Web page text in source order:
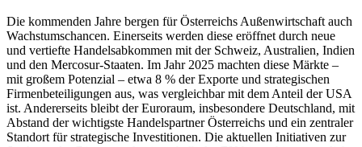
Die kommenden Jahre bergen für Österreichs Außenwirtschaft auch
Wachstumschancen. Einerseits werden diese eröffnet durch neue
und vertiefte Handelsabkommen mit der Schweiz, Australien, Indien
und den Mercosur-Staaten. Im Jahr 2025 machten diese Märkte –
mit großem Potenzial – etwa 8 % der Exporte und strategischen
Firmenbeteiligungen aus, was vergleichbar mit dem Anteil der USA
ist. Andererseits bleibt der Euroraum, insbesondere Deutschland, mit
Abstand der wichtigste Handelspartner Österreichs und ein zentraler
Standort für strategische Investitionen. Die aktuellen Initiativen zur